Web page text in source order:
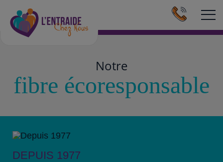
Notre
fibre écoresponsable
DEPUIS 1977